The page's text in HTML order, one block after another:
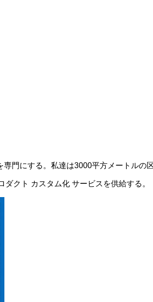
門にする。私達は3000平方メートルの
クト カスタム化 サービスを供給する。